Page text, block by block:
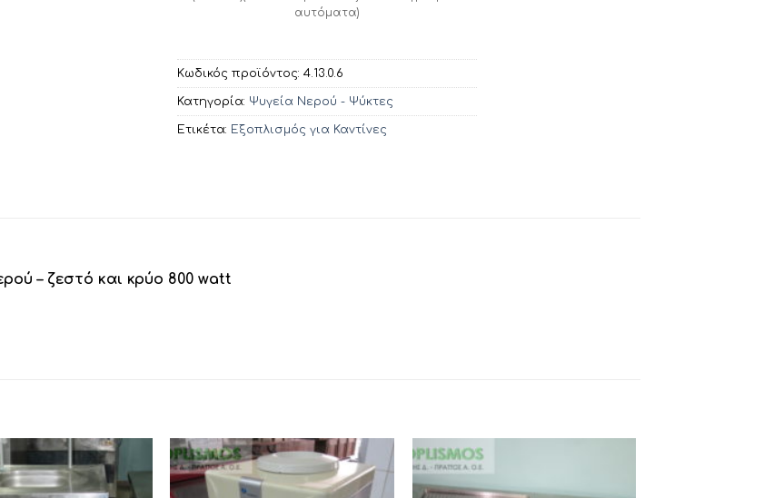
αυτόματα)
Κωδικός προϊόντος: 4.13.0.6
Κατηγορία: Ψυγεία Νερού - Ψύκτες
Ετικέτα: Εξοπλισμός για Καντίνες
– ζεστό και κρύο 800 watt